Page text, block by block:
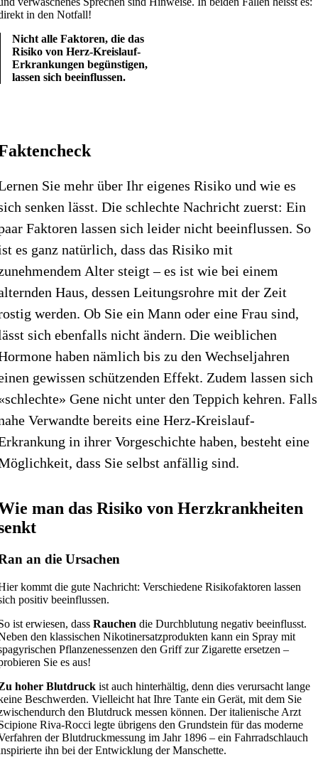
in den Notfall!
Nicht alle Faktoren, die das
Risiko von Herz-Kreislauf-
Erkrankungen begünstigen,
lassen sich beeinflussen.
Sie mehr über Ihr eigenes Risiko und wie es
senken lässt. Die schlechte Nachricht zuerst: Ein
Faktoren lassen sich leider nicht beeinflussen. So
es ganz natürlich, dass das Risiko mit
Alter steigt – es ist wie bei einem
Haus, dessen Leitungsrohre mit der Zeit
werden. Ob Sie ein Mann oder eine Frau sind,
sich ebenfalls nicht ändern. Die weiblichen
haben nämlich bis zu den Wechseljahren
gewissen schützenden Effekt. Zudem lassen sich
Gene nicht unter den Teppich kehren. Falls
Verwandte bereits eine Herz-Kreislauf-
in ihrer Vorgeschichte haben, besteht eine
dass Sie selbst anfällig sind.
man das Risiko von Herzkrankheiten
an die Ursachen
kommt die gute Nachricht: Verschiedene Risikofaktoren lassen
positiv beeinflussen.
ist erwiesen, dassRauchen die Durchblutung negativ beeinflusst.
den klassischen Nikotinersatzprodukten kann ein Spray mit
Pflanzenessenzen den Griff zur Zigarette ersetzen –
Sie es aus!
hoher Blutdruck ist auch hinterhältig, denn dies verursacht lange
Beschwerden. Vielleicht hat Ihre Tante ein Gerät, mit dem Sie
den Blutdruck messen können. Der italienische Arzt
Riva-Rocci legte übrigens den Grundstein für das moderne
der Blutdruckmessung im Jahr 1896 – ein Fahrradschlauch
ihn bei der Entwicklung der Manschette.